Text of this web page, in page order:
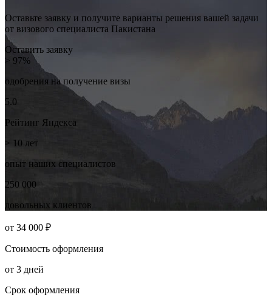
Оставьте заявку и получите варианты решения вашей задачи
от визового специалиста Пакистана
Оставить заявку
> 97%
одобрения наполучение визы
5.0
Рейтинг Яндекса
> 10 лет
опыт наших специалистов
250 000
довольных клиентов
от 34 000 ₽
Стоимость оформления
от 3 дней
Срок оформления